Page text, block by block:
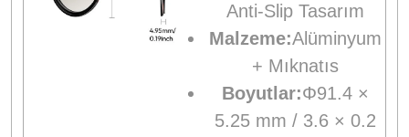
Anti-Slip Tasarım
Malzeme:Alüminyum
+ Mıknatıs
Boyutlar:Φ91.4 ×
5.25 mm / 3.6 × 0.2